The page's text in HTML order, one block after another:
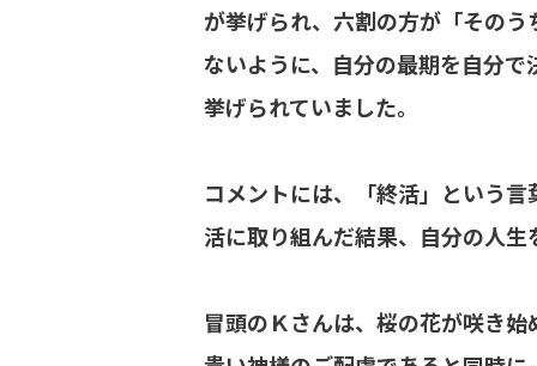
が挙げられ、六割の方が「その
ないように、自分の最期を自分
挙げられていました。
コメントには、「終活」という
活に取り組んだ結果、自分の人
冒頭のＫさんは、桜の花が咲き